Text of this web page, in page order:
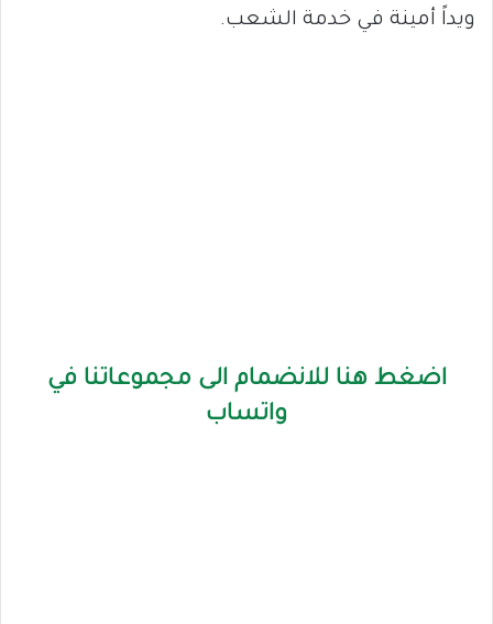
ويداً أمينة في خدمة الشعب.
اضغط هنا للانضمام الى مجموعاتنا في
واتساب